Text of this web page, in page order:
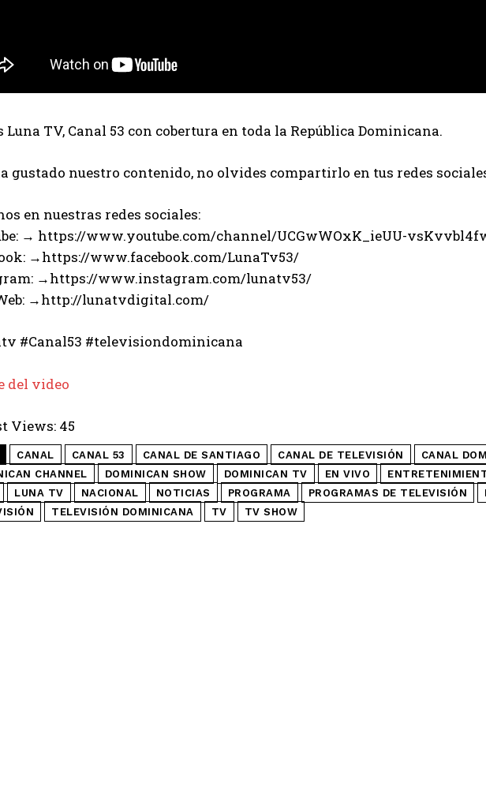
Luna TV, Canal 53 con cobertura en toda la República Dominicana.
gustado nuestro contenido, no olvides compartirlo en tus redes
en nuestras redes sociales:
→ https://www.youtube.com/channel/UCGwWOxK_ieUU-
→https://www.facebook.com/LunaTv53/
→https://www.instagram.com/lunatv53/
→http://lunatvdigital.com/
#Canal53 #televisiondominicana
del video
Views: 45
CANAL CANAL 53 CANAL DE SANTIAGO CANAL DE TELEVISIÓN CANAL
CHANNEL
DOMINICAN SHOW DOMINICAN TV EN VIVO
LUNA TV NACIONAL NOTICIAS PROGRAMA PROGRAMAS DE TELEVISIÓN
TELEVISIÓN DOMINICANA TV TV SHOW